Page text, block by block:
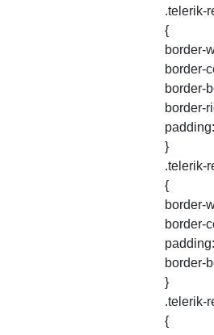
.telerik-
{
border-
border-
border-
border-
}
.telerik-
{
border-
border-
border-
}
.telerik-
{